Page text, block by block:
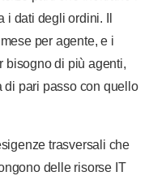
dati degli ordini. Il
per agente, e i
bisogno di più agenti,
di pari passo con quello
trasversali che
delle risorse IT